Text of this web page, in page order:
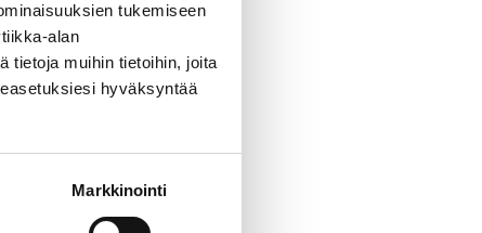
tukemiseen
alan
tietoja muihin tietoihin, joita
hyväksyntää
Markkinointi